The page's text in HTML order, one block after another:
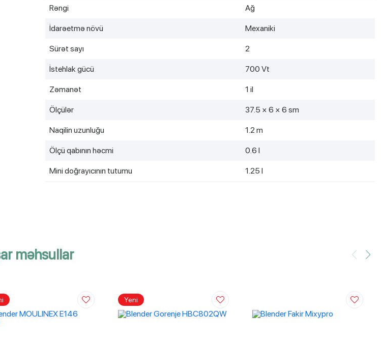
Rəngi Ağ
İdarəetmə növü Mexaniki
Sürət sayı 2
İstehlak gücü 700 Vt
Zәmanәt 1 il
Ölçülər 37.5 × 6 × 6 sm
Naqilin uzunluğu 1.2 m
Ölçü qabının həcmi 0.6 l
Mini doğrayıcının tutumu 1.25 l
məhsullar
Yeni